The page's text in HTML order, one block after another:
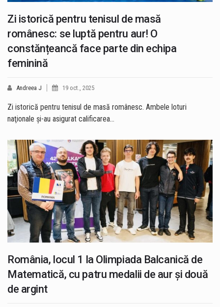
Zi istorică pentru tenisul de masă
românesc: se luptă pentru aur! O
constănțeancă face parte din echipa
feminină
Andreea J 19 oct., 2025
Zi istorică pentru tenisul de masă românesc. Ambele loturi
naţionale şi-au asigurat calificarea…
România, locul 1 la Olimpiada Balcanică de
Matematică, cu patru medalii de aur şi două
de argint